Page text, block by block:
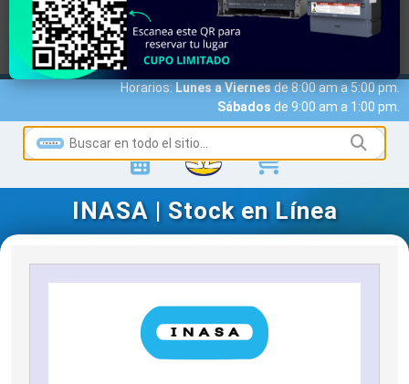
MARCAS ACCESO A CLIENTES
SERVICIOS
NOTICIAS
NOSOTROS
Horarios:Lunes a Viernesde 8:00 am a 5:00 pm.
Sábados de 9:00 am a 1:00 pm.
INASA | Stock en Línea